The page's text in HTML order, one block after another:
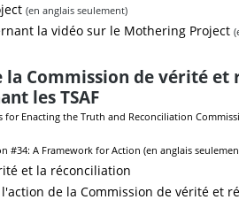
(en anglais seulement)
la vidéo sur le Mothering Project
la Commission de vérité
les TSAF
for Enacting the Truth and Reconciliation
#34: A Framework for Action (en anglais
et la réconciliation
de la Commission de vérité et